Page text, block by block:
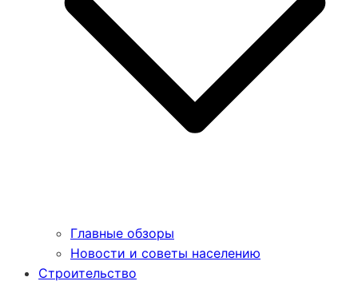
Главные обзоры
Новости и советы населению
Строительство